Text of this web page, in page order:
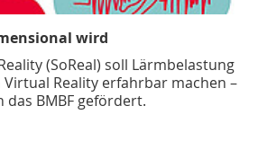
wird
(SoReal) soll Lärmbelastung
Reality erfahrbar machen –
BMBF gefördert.